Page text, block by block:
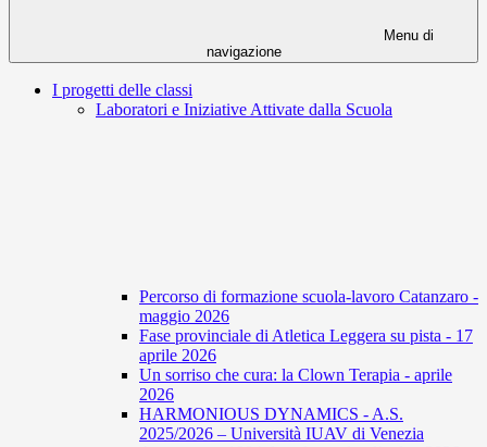
Menu di
navigazione
I progetti delle classi
Laboratori e Iniziative Attivate dalla Scuola
Percorso di formazione scuola-lavoro Catanzaro -
maggio 2026
Fase provinciale di Atletica Leggera su pista - 17
aprile 2026
Un sorriso che cura: la Clown Terapia - aprile
2026
HARMONIOUS DYNAMICS - A.S.
2025/2026 – Università IUAV di Venezia